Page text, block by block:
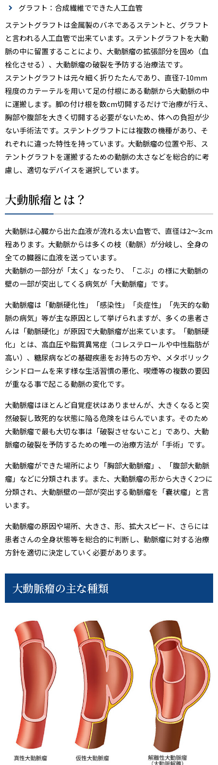
グラフト：合成繊維でできた人工血管
ステントグラフトは金属製のバネであるステントと、グラフト
と言われる人工血管で出来ています。ステントグラフトを大動
脈の中に留置することにより、大動脈瘤の拡張部分を固め（血
栓化させる）、大動脈瘤の破裂を予防する治療法です。
ステントグラフトは元々細く折りたたんであり、直径7-10mm
程度のカテーテルを用いて足の付根にある動脈から大動脈の中
に運搬します。脚の付け根を数cm切開するだけで治療が行え、
胸部や腹部を大きく切開する必要がないため、体への負担が少
ない手術法です。ステントグラフトには複数の機種があり、そ
れぞれに違った特性を持っています。大動脈瘤の位置や形、ス
テントグラフトを運搬するための動脈の太さなどを総合的に考
慮し、適切なデバイスを選択しています。
大動脈瘤とは？
大動脈は心臓から出た血液が流れる太い血管で、直径は2～3cm
程あります。大動脈からは多くの枝（動脈）が分岐し、全身の
全ての臓器に血液を送っています。
大動脈の一部分が「太く」なったり、「こぶ」の様に大動脈の
壁の一部が突出してくる病気が「大動脈瘤」です。
大動脈瘤は「動脈硬化性」「感染性」「炎症性」「先天的な動
脈の病気」等が主な原因として挙げられますが、多くの患者さ
んは「動脈硬化」が原因で大動脈瘤が出来ています。「動脈硬
化」とは、高血圧や脂質異常症（コレステロールや中性脂肪が
高い）、糖尿病などの基礎疾患をお持ちの方や、メタボリック
シンドロームを来す様な生活習慣の悪化、喫煙等の複数の要因
が重なる事で起こる動脈の変化です。
大動脈瘤はほとんど自覚症状はありませんが、大きくなると突
然破裂し致死的な状態に陥る危険をはらんでいます。そのため
大動脈瘤で最も大切な事は「破裂させないこと」であり、大動
脈瘤の破裂を予防するための唯一の治療方法が「手術」です。
大動脈瘤ができた場所により「胸部大動脈瘤」、「腹部大動脈
瘤」などに分類されます。また、大動脈瘤の形から大きく2つに
分類され、大動脈壁の一部が突出する動脈瘤を「嚢状瘤」と言
います。
大動脈瘤の原因や場所、大きさ、形、拡大スピード、さらには
患者さんの全身状態等を総合的に判断し、動脈瘤に対する治療
方針を適切に決定していく必要があります。
大動脈瘤の主な種類